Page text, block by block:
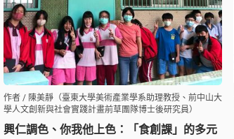
興仁調色、你我他上色：「食創課」的多元
作者 / 陳美靜（臺東大學美術產業學系助理教授、前中山大
學人文創新與社會實踐計畫前草團隊博士後研究員）